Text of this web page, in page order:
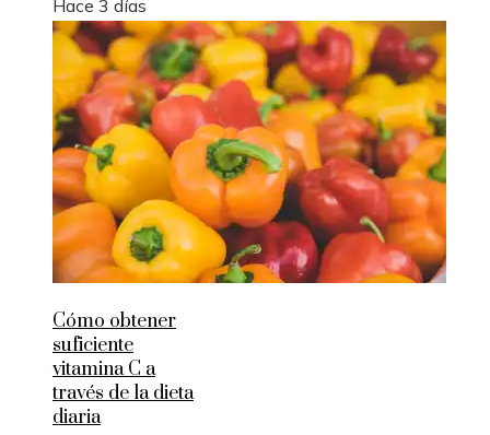
Hace 3 días
Cómo obtener
suficiente
vitamina C a
través de la dieta
diaria